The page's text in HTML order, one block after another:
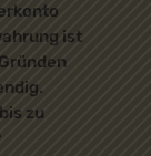
ist
zu